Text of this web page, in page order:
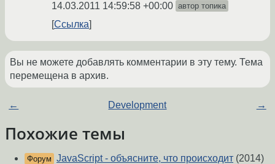
14.03.2011 14:59:58 +00:00 автор топика
Ссылка
Вы не можете добавлять комментарии в эту тему. Тема
перемещена в архив.
← Development →
Похожие темы
Форум JavaScript - объясните, что происходит (2014)